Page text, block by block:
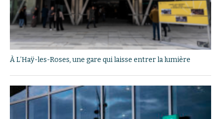
À L’Haÿ-les-Roses, une gare qui laisse entrer la lumière